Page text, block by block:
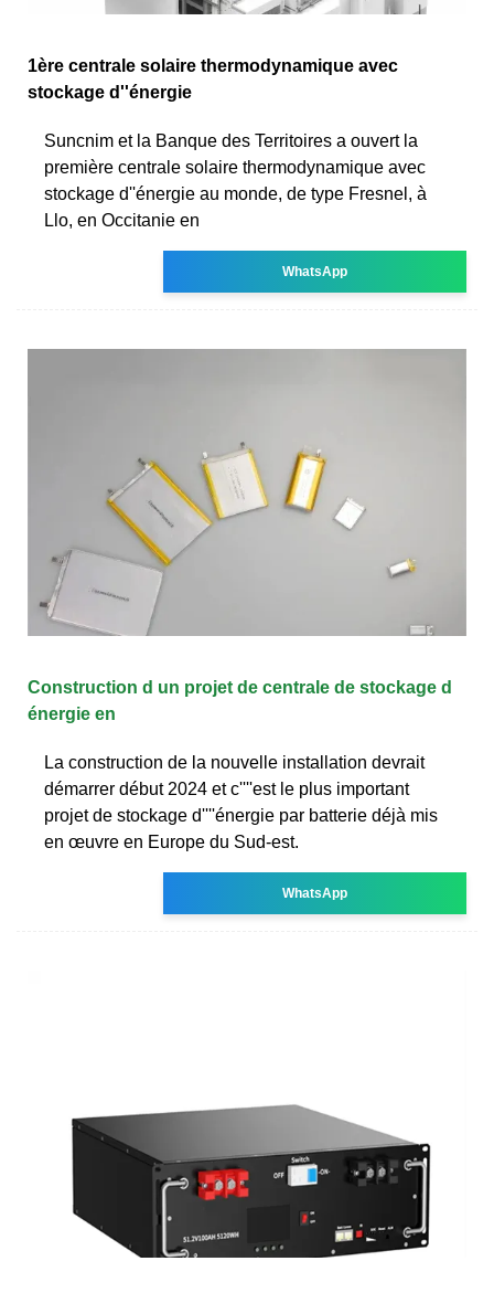
1ère centrale solaire thermodynamique avec
stockage d''énergie
Suncnim et la Banque des Territoires a ouvert la
première centrale solaire thermodynamique avec
stockage d''énergie au monde, de type Fresnel, à
Llo, en Occitanie en
WhatsApp
Construction d un projet de centrale de stockage d
énergie en
La construction de la nouvelle installation devrait
démarrer début 2024 et c''''est le plus important
projet de stockage d''''énergie par batterie déjà mis
en œuvre en Europe du Sud-est.
WhatsApp